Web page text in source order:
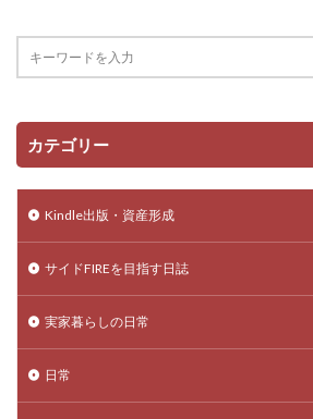
カテゴリー
Kindle出版・資産形成
サイドFIREを目指す日誌
実家暮らしの日常
日常